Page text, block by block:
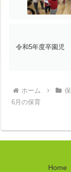
令和5年度卒園児
ホーム
6月の保育
Home